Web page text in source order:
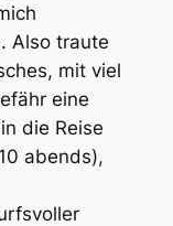
Also traute
mit viel
eine
die Reise
abends),